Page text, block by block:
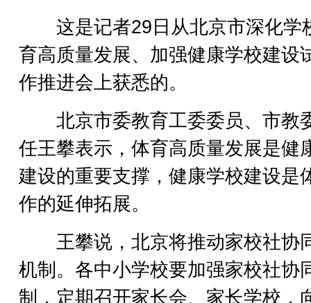
这是记者29日从北京市深化学
育高质量发展、加强健康学校建设
作推进会上获悉的。
北京市委教育工委委员、市教
任王攀表示，体育高质量发展是健
建设的重要支撑，健康学校建设是
作的延伸拓展。
王攀说，北京将推动家校社协
机制。各中小学校要加强家校社协
制，定期召开家长会、家长学校，